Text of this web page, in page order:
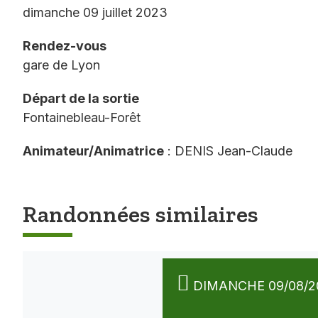
dimanche 09 juillet 2023
Rendez-vous
gare de Lyon
Départ de la sortie
Fontainebleau-Forêt
Animateur/Animatrice : DENIS Jean-Claude
Randonnées similaires
DIMANCHE 09/08/